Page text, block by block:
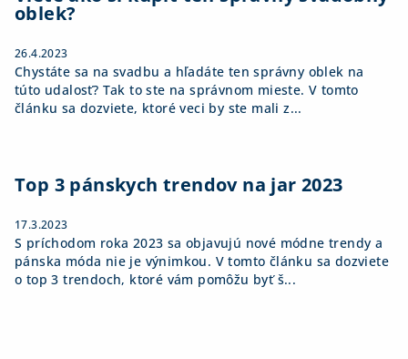
oblek?
26.4.2023
Chystáte sa na svadbu a hľadáte ten správny oblek na
túto udalosť? Tak to ste na správnom mieste. V tomto
článku sa dozviete, ktoré veci by ste mali z...
Top 3 pánskych trendov na jar 2023
17.3.2023
S príchodom roka 2023 sa objavujú nové módne trendy a
pánska móda nie je výnimkou. V tomto článku sa dozviete
o top 3 trendoch, ktoré vám pomôžu byť š...